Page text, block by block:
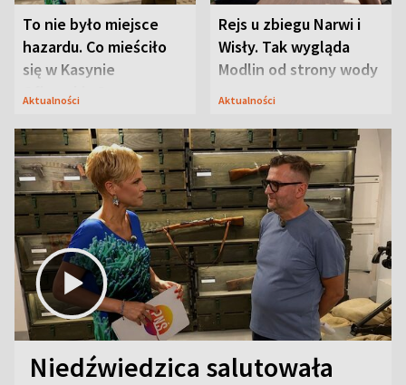
To nie było miejsce
hazardu. Co mieściło
się w Kasynie
Oficerskim?
Aktualności
Rejs u zbiegu Narwi i
Wisły. Tak wygląda
Modlin od strony wody
Aktualności
Niedźwiedzica salutowała